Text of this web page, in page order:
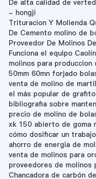
De alta calidad de
- hongji
Trituracion Y Molienda
De Cemento molino de
Proveedor De Molinos
Funciona el equipo Caolín
molinos para produccion
50mm 60mn forjado
venta de molino de
el más popular de
bibliografia sobre
precio de molino de
xk 150 abierto de goma
cómo dosificar un
ahorro de energia de
venta de molinos para
proveedores de molinos
Chancadora de carbón